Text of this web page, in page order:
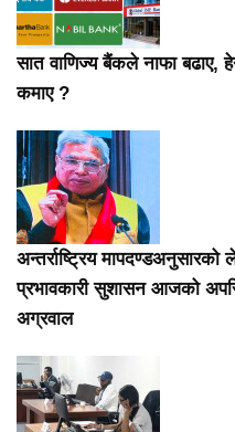
सात वाणिज्य बैंकले नाफा बढाए,
कमाए ?
अन्तर्राष्ट्रिय मापदण्डअनुसारको
प्रभावकारी सुशासन आजको
अग्रवाल